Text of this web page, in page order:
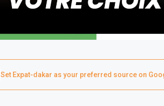
Set Expat-dakar as your preferred source on